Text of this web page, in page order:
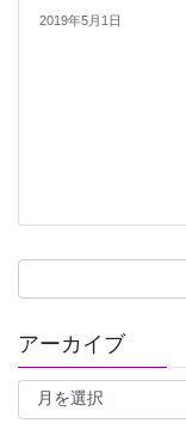
2019年5月1日
アーカイブ
ア